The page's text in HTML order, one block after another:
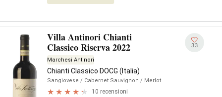
Villa Antinori Chianti
Classico Riserva 2022
Marchesi Antinori
Chianti Classico DOCG (Italia)
Sangiovese / Cabernet Sauvignon / Merlot
10 recensioni
33